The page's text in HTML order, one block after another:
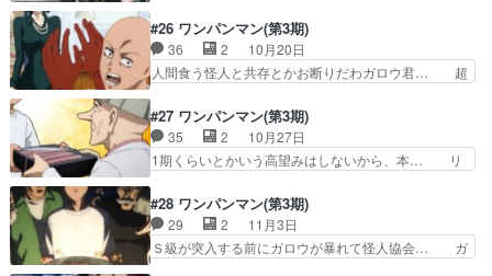
く連続2クール予定なのか… ついに怪人協会との
全面戦争超能力で圧倒す…
ッと始まった6年半ぶりの3期、こんな… 気楽に
みられるアクション作品時間がある時… フブキ組
全滅..半分は姉がビルにめり込ま… w過大評価さ
れてるキングwサイタマの家が… ガロウとの闘い
に話がつながらねぇ…(笑… ガロウを筆頭に徒党
がまとまりつつある怪人… …ああなんだ、ガロウ
か。後半原作読んでい…
#26 ワンパンマン(第3期)
36 2
10月20日
人間食う怪人と共存とかお断りだわガロウ君… 超
は先月2期を見たばかりなのでいいです… 推しの
フブキ登場が嬉しいねこんな美人を前… あー、楽
しかった〜〜〜♬「頂きマンモス」… ED前の展
開めちゃくちゃ熱かったわ。アニ… 最強のヒーロ
で再度サイタマに負けてたの… ガロウ怪人向いて
ねぇ…(笑)。サイタマは… ガロウの方がよほどヒ
ーローしてる件。自身…
#27 ワンパンマン(第3期)
35 2
10月27日
1期くらいとかいう高望みはしないから、本… リ
マ限界突破して強さと引き換えに禿げ… 大規模戦
闘前の盛り上げ乙。何か弱そうなの… 怪人協会の
戦力がヤバいんだよなぁ…サイタ… 強さと引き換
えにハゲは酷い。たしかにガロ… ジーナスが語っ
#28 ワンパンマン(第3期)
29 2
11月3日
Ｓ級が突入する前にガロウが暴れて怪人協会… ガ